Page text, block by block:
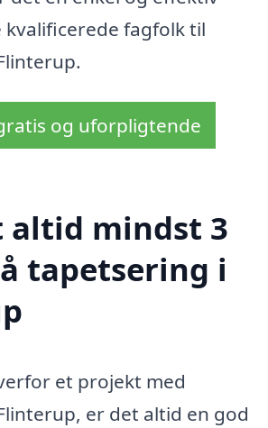
fagfolk til
og uforpligtende
altid mindst 3
tapetsering i
et projekt med
er det altid en god